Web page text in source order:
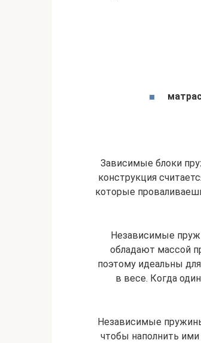
Зависимые блоки
конструкция
которые
Независимые
обладают массой
поэтому идеальны
в весе. Когда
Независимые
чтобы наполнить